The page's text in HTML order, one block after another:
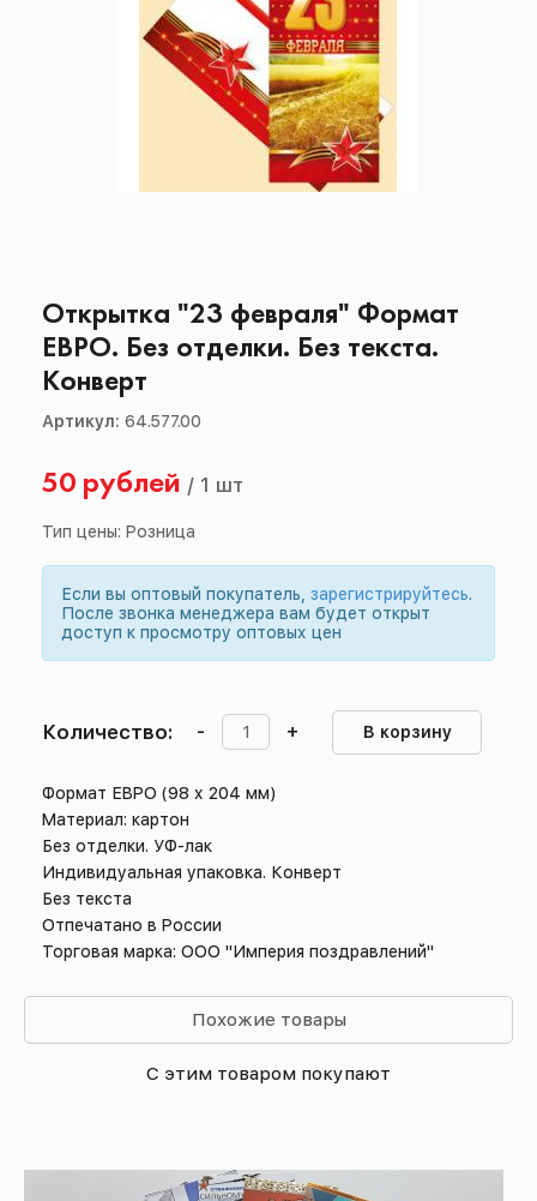
Открытка "23 февраля" Формат
ЕВРО. Без отделки. Без текста.
Конверт
Артикул: 64.577.00
50 рублей / 1 шт
Тип цены: Розница
Если вы оптовый покупатель, зарегистрируйтесь.
После звонка менеджера вам будет открыт
доступ к просмотру оптовых цен
Количество: - + В корзину
Формат ЕВРО (98 х 204 мм)
Материал: картон
Без отделки. УФ-лак
Индивидуальная упаковка. Конверт
Без текста
Отпечатано в России
Торговая марка: ООО "Империя поздравлений"
Похожие товары
С этим товаром покупают